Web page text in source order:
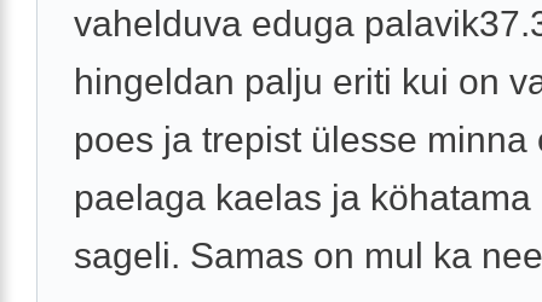
vahelduva eduga
hingeldan palju eriti kui on
poes ja trepist ülesse minna
paelaga kaelas ja köhatama
sageli. Samas on mul ka